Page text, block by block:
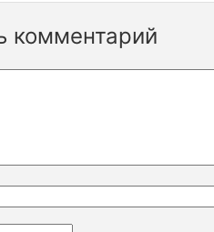
комментарий